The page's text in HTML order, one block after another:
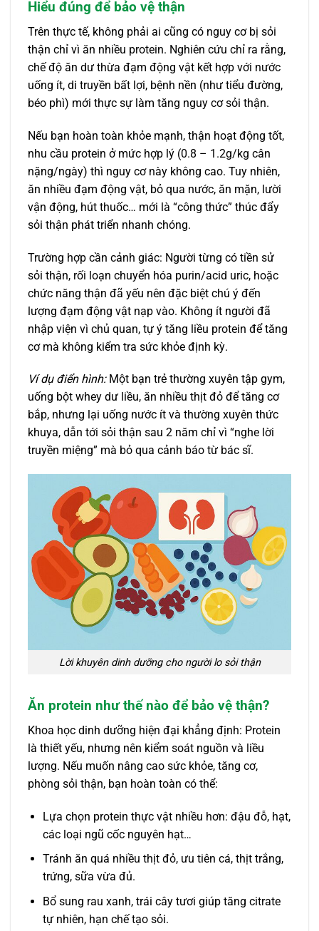
Hiểu đúng để bảo vệ thận
Trên thực tế, không phải ai cũng có nguy cơ bị sỏi
thận chỉ vì ăn nhiều protein. Nghiên cứu chỉ ra rằng,
chế độ ăn dư thừa đạm động vật kết hợp với nước
uống ít, di truyền bất lợi, bệnh nền (như tiểu đường,
béo phì) mới thực sự làm tăng nguy cơ sỏi thận.
Nếu bạn hoàn toàn khỏe mạnh, thận hoạt động tốt,
nhu cầu protein ở mức hợp lý (0.8 – 1.2g/kg cân
nặng/ngày) thì nguy cơ này không cao. Tuy nhiên,
ăn nhiều đạm động vật, bỏ qua nước, ăn mặn, lười
vận động, hút thuốc… mới là “công thức” thúc đẩy
sỏi thận phát triển nhanh chóng.
Trường hợp cần cảnh giác: Người từng có tiền sử
sỏi thận, rối loạn chuyển hóa purin/acid uric, hoặc
chức năng thận đã yếu nên đặc biệt chú ý đến
lượng đạm động vật nạp vào. Không ít người đã
nhập viện vì chủ quan, tự ý tăng liều protein để tăng
cơ mà không kiểm tra sức khỏe định kỳ.
Ví dụ điển hình:Một bạn trẻ thường xuyên tập gym,
uống bột whey dư liều, ăn nhiều thịt đỏ để tăng cơ
bắp, nhưng lại uống nước ít và thường xuyên thức
khuya, dẫn tới sỏi thận sau 2 năm chỉ vì “nghe lời
truyền miệng” mà bỏ qua cảnh báo từ bác sĩ.
Lời khuyên dinh dưỡng cho người lo sỏi thận
Ăn protein như thế nào để bảo vệ thận?
Khoa học dinh dưỡng hiện đại khẳng định: Protein
là thiết yếu, nhưng nên kiểm soát nguồn và liều
lượng. Nếu muốn nâng cao sức khỏe, tăng cơ,
phòng sỏi thận, bạn hoàn toàn có thể:
Lựa chọn protein thực vật nhiều hơn: đậu đỗ, hạt,
các loại ngũ cốc nguyên hạt…
Tránh ăn quá nhiều thịt đỏ, ưu tiên cá, thịt trắng,
trứng, sữa vừa đủ.
Bổ sung rau xanh, trái cây tươi giúp tăng citrate
tự nhiên, hạn chế tạo sỏi.